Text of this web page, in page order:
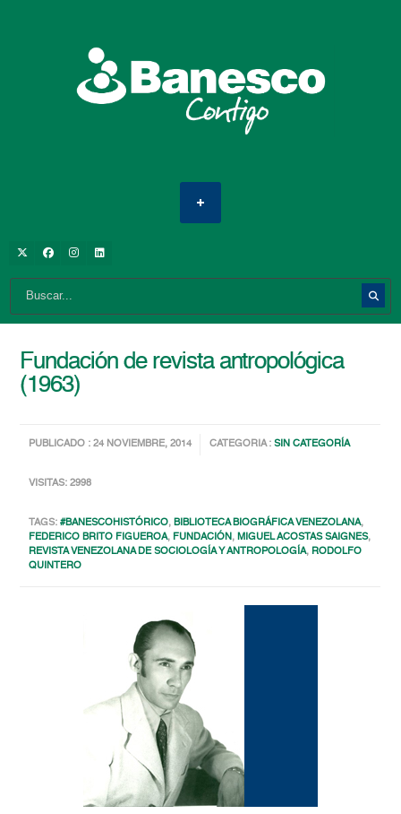
Fundación de revista antropológica
(1963)
PUBLICADO : 24 NOVIEMBRE, 2014 CATEGORIA :SIN CATEGORÍA
VISITAS: 2998
TAGS:#BANESCOHISTÓRICO,BIBLIOTECA BIOGRÁFICA VENEZOLANA,
FEDERICO BRITO FIGUEROA, FUNDACIÓN,MIGUEL ACOSTAS SAIGNES,
REVISTA VENEZOLANA DE SOCIOLOGÍA Y ANTROPOLOGÍA, RODOLFO
QUINTERO